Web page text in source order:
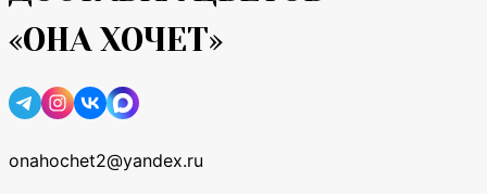
«ОНА ХОЧЕТ»
onahochet2@yandex.ru